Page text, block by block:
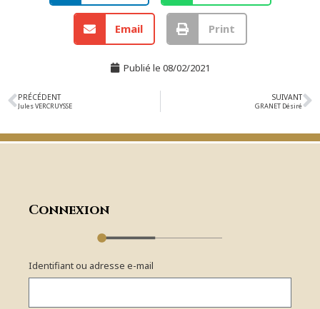
Email Print
Publié le 08/02/2021
PRÉCÉDENT
Jules VERCRUYSSE
SUIVANT
GRANET Désiré
Connexion
Identifiant ou adresse e-mail